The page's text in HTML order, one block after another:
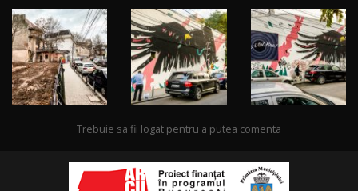
Trebuie sa fii logat pentru a putea comenta